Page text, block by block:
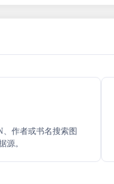
作者或书名搜索图
源。